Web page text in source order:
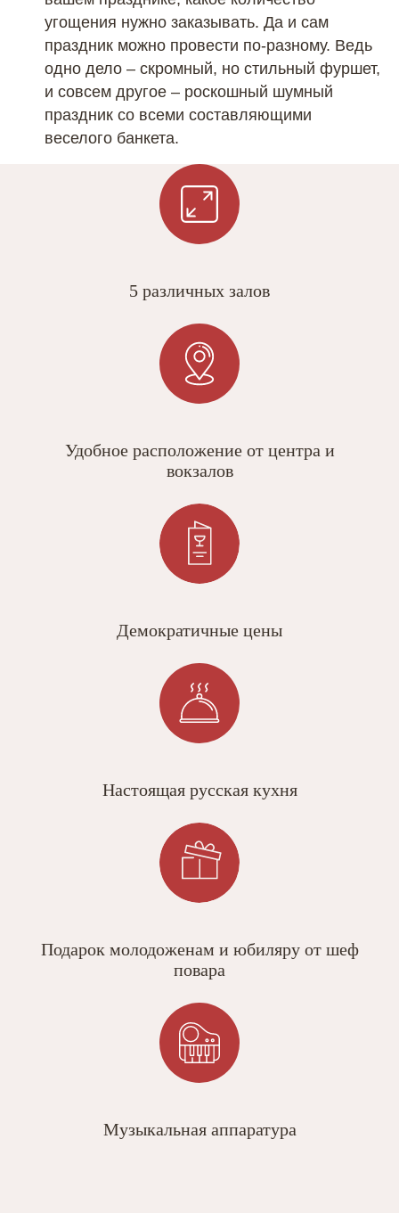
угощения нужно заказывать. Да и сам
праздник можно провести по-разному. Ведь
одно дело – скромный, но стильный фуршет,
и совсем другое – роскошный шумный
праздник со всеми составляющими
веселого банкета.
5 различных залов
Удобное расположение от центра и
вокзалов
Демократичные цены
Настоящая русская кухня
Подарок молодоженам и юбиляру от шеф
повара
Музыкальная аппаратура